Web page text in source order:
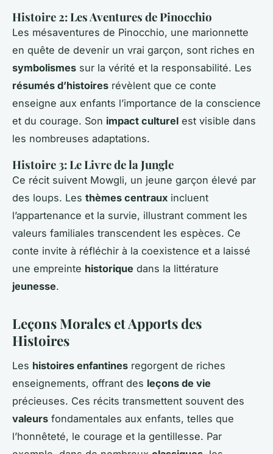
Histoire 2: Les Aventures de Pinocchio
Les mésaventures de Pinocchio, une marionnette
en quête de devenir un vrai garçon, sont riches en
symbolismes sur la vérité et la responsabilité. Les
résumés d’histoires révèlent que ce conte
enseigne aux enfants l’importance de la conscience
et du courage. Son impact culturel est visible dans
les nombreuses adaptations.
Histoire 3: Le Livre de la Jungle
Ce récit suivent Mowgli, un jeune garçon élevé par
des loups. Les thèmes centraux incluent
l’appartenance et la survie, illustrant comment les
valeurs familiales transcendent les espèces. Ce
conte invite à réfléchir à la coexistence et a laissé
une empreinte historique dans la littérature
jeunesse.
Leçons Morales et Apports des
Histoires
Les histoires enfantines regorgent de riches
enseignements, offrant des leçons de vie
précieuses. Ces récits transmettent souvent des
valeurs fondamentales aux enfants, telles que
l’honnêteté, le courage et la gentillesse. Par